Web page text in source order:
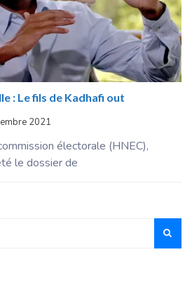
: Le fils de Kadhafi out
2021
électorale (HNEC),
le dossier de